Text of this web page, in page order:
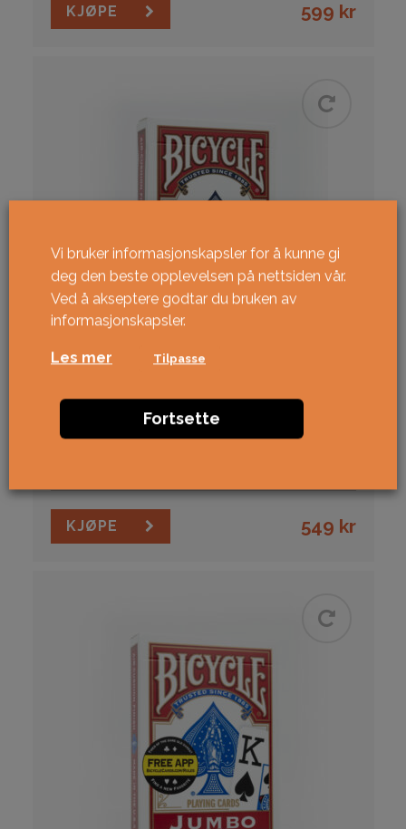
KJØPE 599 kr
Bicycle Bridge Size 12pk
Red/Blue
KJØPE 549 kr
Vi bruker informasjonskapsler for å kunne gi
deg den beste opplevelsen på nettsiden vår.
Ved å akseptere godtar du bruken av
informasjonskapsler.
Les mer Tilpasse
Fortsette